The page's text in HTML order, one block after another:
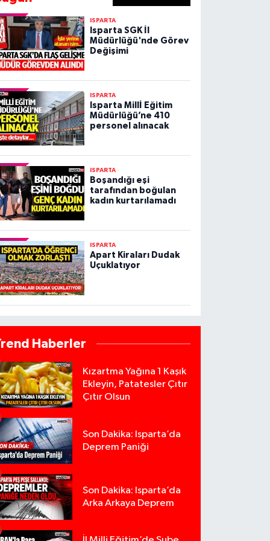
ISPARTA
Isparta SGK İl
Müdürlüğü'nde Görev
Değişimi
ISPARTA
Isparta Millİ Eğitim
Müdürlüğü’ne 410
personel alınacak
ISPARTA
Boşandığı eşi
tarafından boğulan
kadın kurtarılamadı
ISPARTA
Apart Kiraları Dudak
Uçuklatıyor
Haberler
Kızartma Yağına 1 Kaşık
Ekleyin, Patatesler Çıtır
Çıtır Olsun
Son Dakika: Isparta’da
Deprem Paniği
Son Dakika: Isparta’da
Arka Arkaya Deprem